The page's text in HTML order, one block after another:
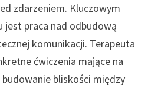
zdarzeniem. Kluczowym
praca nad odbudową
komunikacji. Terapeuta
ćwiczenia mające na
bliskości między